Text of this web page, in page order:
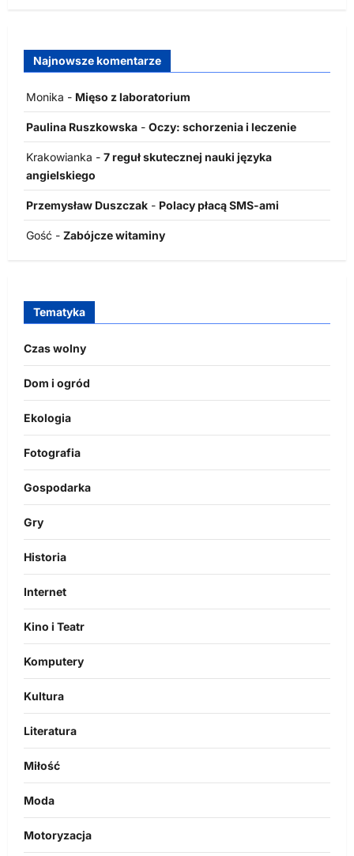
Najnowsze komentarze
Monika - Mięso z laboratorium
Paulina Ruszkowska - Oczy: schorzenia i leczenie
Krakowianka - 7 reguł skutecznej nauki języka
angielskiego
Przemysław Duszczak - Polacy płacą SMS-ami
Gość - Zabójcze witaminy
Tematyka
Czas wolny
Dom i ogród
Ekologia
Fotografia
Gospodarka
Gry
Historia
Internet
Kino i Teatr
Komputery
Kultura
Literatura
Miłość
Moda
Motoryzacja